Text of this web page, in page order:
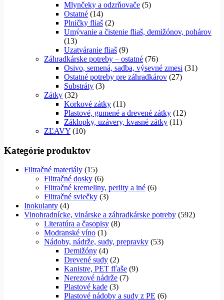
Mlynčeky a odzrňovače (5)
Ostatné (14)
Plničky fliaš (2)
Umývanie a čistenie fliaš, demižónov, pohárov
(13)
Uzatváranie fliaš (9)
Záhradkárske potreby – ostatné (76)
Osivo, semená, sadba, výsevné zmesi (31)
Ostatné potreby pre záhradkárov (27)
Substráty (3)
Zátky (32)
Korkové zátky (11)
Plastové, gumené a drevené zátky (12)
Záklopky, uzávery, kvasné zátky (11)
ZĽAVY (10)
Kategórie produktov
Filtračné materiály (15)
Filtračné dosky (6)
Filtračné kremeliny, perlity a iné (6)
Filtračné sviečky (3)
Inokulanty (4)
Vinohradnícke, vinárske a záhradkárske potreby (592)
Literatúra a časopisy (8)
Modranské víno (1)
Nádoby, nádrže, sudy, prepravky (53)
Demižóny (4)
Drevené sudy (2)
Kanistre, PET fľaše (9)
Nerezové nádrže (7)
Plastové kade (3)
Plastové nádoby a sudy z PE (6)